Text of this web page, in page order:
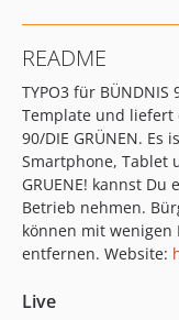
10.0.2
10.0.1
10.0.0
4.6.10
4.6.9
4.6.8
4.6.7
4.6.6
4.6.5
README
TYPO3 für BÜNDNIS
Template und liefert
90/DIE GRÜNEN.
Smartphone, Tablet
GRUENE! kannst Du
Betrieb nehmen.
können mit wenigen
entfernen. Website:
Live